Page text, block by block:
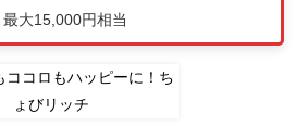
最大15,000円相当